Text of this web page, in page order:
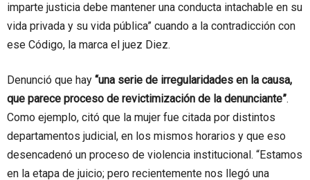
imparte justicia debe mantener una conducta intachable en su
vida privada y su vida pública” cuando a la contradicción con
ese Código, la marca el juez Diez.
Denunció que hay “una serie de irregularidades en la causa,
que parece proceso de revictimización de la denunciante”.
Como ejemplo, citó que la mujer fue citada por distintos
departamentos judicial, en los mismos horarios y que eso
desencadenó un proceso de violencia institucional. “Estamos
en la etapa de juicio; pero recientemente nos llegó una